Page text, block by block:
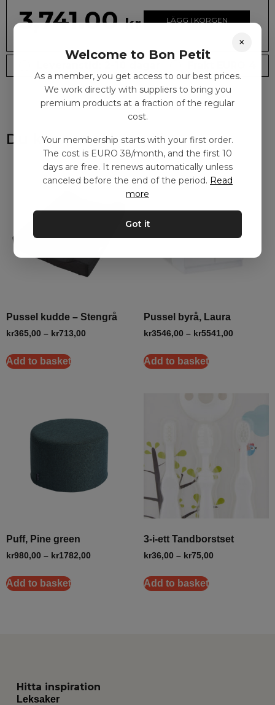
3,741.00 kr LÄGG I KORGEN
Du kanske också gillar
Pussel kudde – Stengrå
kr365,00 – kr713,00
Add to basket
Pussel byrå, Laura
kr3546,00 – kr5541,00
Add to basket
Puff, Pine green
kr980,00 – kr1782,00
Add to basket
3-i-ett Tandborstset
kr36,00 – kr75,00
Add to basket
Hitta inspiration
Leksaker
×
Welcome to Bon Petit
As a member, you get access to our best prices.
We work directly with suppliers to bring you
premium products at a fraction of the regular
cost.
Your membership starts with your first order.
The cost is EURO 38/month, and the first 10
days are free. It renews automatically unless
canceled before the end of the period. Read
more
Got it